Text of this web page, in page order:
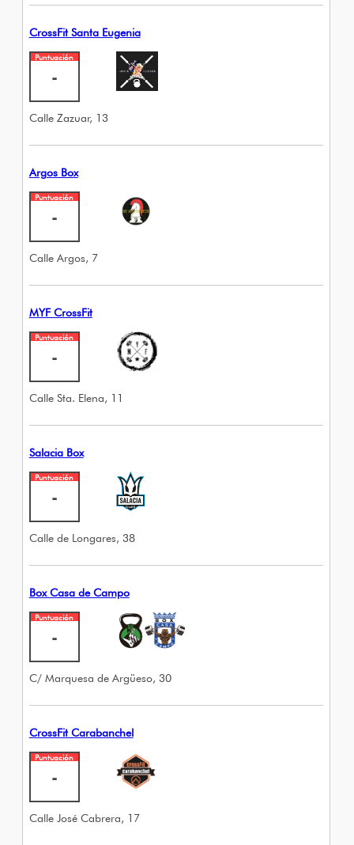
CrossFit Santa Eugenia
Puntuación
-
Calle Zazuar, 13
Argos Box
Puntuación
-
Calle Argos, 7
MYF CrossFit
Puntuación
-
Calle Sta. Elena, 11
Salacia Box
Puntuación
-
Calle de Longares, 38
Box Casa de Campo
Puntuación
-
C/ Marquesa de Argüeso, 30
CrossFit Carabanchel
Puntuación
-
Calle José Cabrera, 17